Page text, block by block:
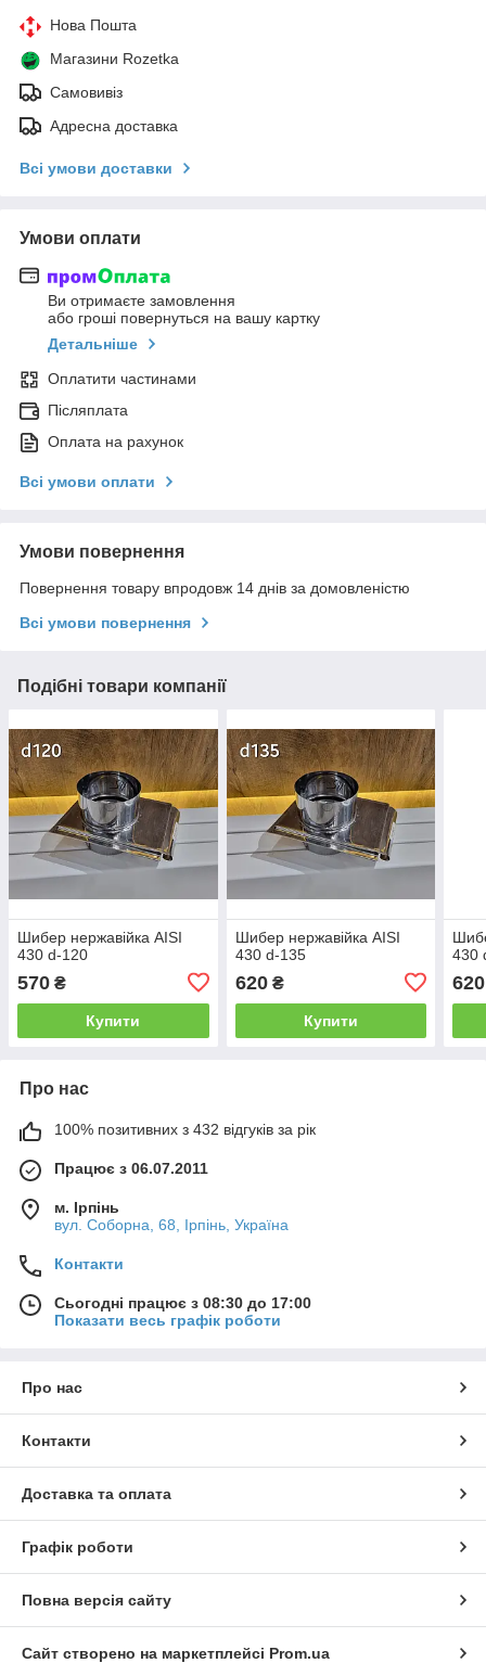
Нова Пошта
Магазини Rozetka
Самовивіз
Адресна доставка
Всі умови доставки
Умови оплати
Ви отримаєте замовлення
або гроші повернуться на вашу картку
Детальніше
Оплатити частинами
Післяплата
Оплата на рахунок
Всі умови оплати
Умови повернення
Повернення товару впродовж 14 днів за домовленістю
Всі умови повернення
Подібні товари компанії
Шибер нержавійка AISI
430 d-120
570 ₴
Купити
Шибер нержавійка AISI
430 d-135
620₴
Купити
430
620
Про нас
100% позитивних з 432 відгуків за рік
Працює з 06.07.2011
м. Ірпінь
вул. Соборна, 68, Ірпінь, Україна
Контакти
Сьогодні працює з 08:30 до 17:00
Показати весь графік роботи
Про нас
Контакти
Доставка та оплата
Графік роботи
Повна версія сайту
Сайт створено на маркетплейсі Prom.ua